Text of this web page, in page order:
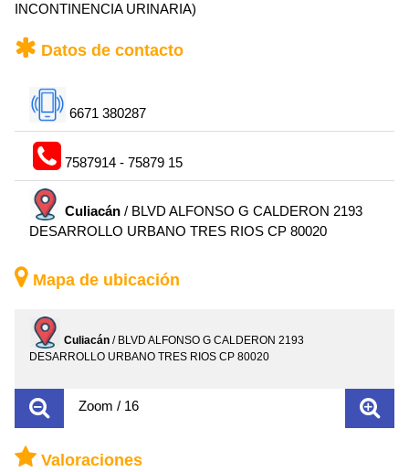
INCONTINENCIA URINARIA)
Datos de contacto
6671 380287
7587914 - 75879 15
Culiacán / BLVD ALFONSO G CALDERON 2193
DESARROLLO URBANO TRES RIOS CP 80020
Mapa de ubicación
Culiacán / BLVD ALFONSO G CALDERON 2193
DESARROLLO URBANO TRES RIOS CP 80020
Zoom / 16
Valoraciones